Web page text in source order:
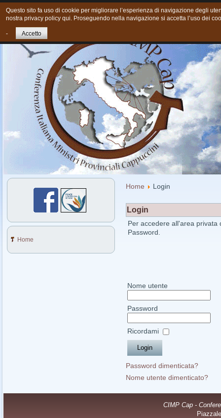
Home Chi siamo Cosa Facciamo oggi Giovani
Home
Home Login
Login
Per accedere all'area privata
Password.
Nome utente
Password
Ricordami
Password dimenticata?
Nome utente dimenticato?
CIMP Cap -
Questo sito fa uso di cookie per migliorare l’esperienza di navigazione degli
nostra privacy policy qui. Proseguendo nella navigazione si accetta l’uso dei
- Accetto